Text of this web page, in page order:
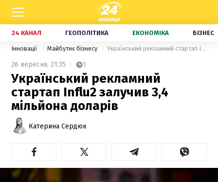
24 КАНАЛ ГЕОПОЛІТИКА ЕКОНОМІКА БІЗНЕС
Інновації Майбутнє бізнесу Український рекламний стартап Influ2 залучив 3,4 мільйона доларів
26 вересня, 21:35 1
Український рекламний
стартап Influ2 залучив 3,4
мільйона доларів
Катерина Сердюк